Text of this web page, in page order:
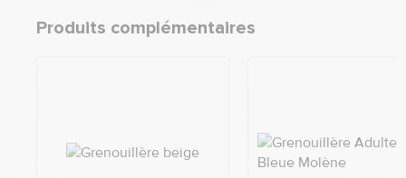
Produits complémentaires